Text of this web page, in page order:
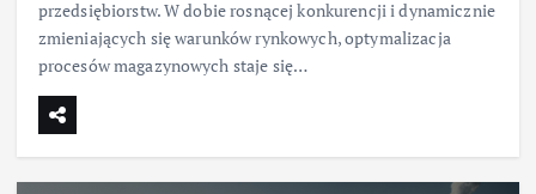
przedsiębiorstw. W dobie rosnącej konkurencji i dynamicznie
zmieniających się warunków rynkowych, optymalizacja
procesów magazynowych staje się…